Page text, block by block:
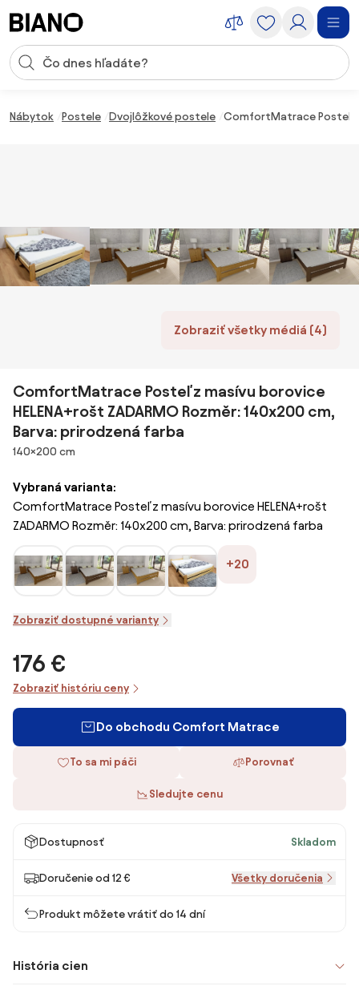
Vstup pre vyhľadávanie
Nábytok Postele Dvojlôžkové postele ComfortMatrace Posteľ z
Zobraziť všetky médiá (4)
ComfortMatrace Posteľ z masívu borovice
HELENA+rošt ZADARMO Rozměr: 140x200 cm,
Barva: prirodzená farba
Rozmery
140×200 cm
Vybraná varianta:
ComfortMatrace Posteľ z masívu borovice HELENA+rošt
ZADARMO Rozměr: 140x200 cm, Barva: prirodzená farba
+20
Zobraziť dostupné varianty
176 €
Zobraziť históriu ceny
Do obchodu Comfort Matrace
To sa mi páči Porovnať
Sledujte cenu
Dostupnosť Skladom
Doručenie od 12 € Všetky doručenia
Produkt môžete vrátiť do 14 dní
História cien